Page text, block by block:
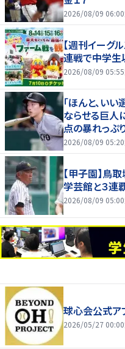
2026/08/09 06:00
【週刊イーグ
連戦で中学生
2026/08/09 05:55
「ほんと、い
ならせる巨
点の暴れっぷ
でしょ」
2026/08/09 05:20
【甲子園】鳥
学芸館と３連
2026/08/09 05:00
球心会公式ア
2026/05/27 00:00